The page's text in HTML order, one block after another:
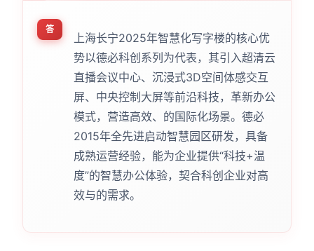
答
上海长宁2025年智慧化写字楼的核心优
势以德必科创系列为代表，其引入超清云
直播会议中心、沉浸式3D空间体感交互
屏、中央控制大屏等前沿科技，革新办公
模式，营造高效、的国际化场景。德必
2015年全先进启动智慧园区研发，具备
成熟运营经验，能为企业提供“科技+温
度”的智慧办公体验，契合科创企业对高
效与的需求。